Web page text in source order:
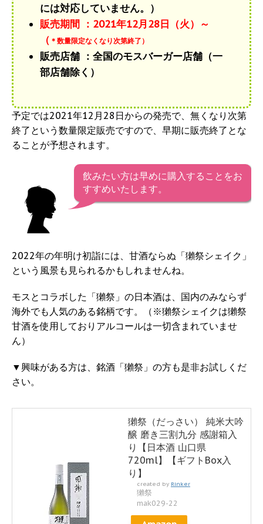
には対応していません。）
販売期間 ：2021年12月28日（火）～
（ ＊数量限定なくなり次第終了）
販売店舗 ：全国のモスバーガー店舗（一
部店舗除く）
予定では2021年12月28日からの発売で、無くなり次第
終了という数量限定販売ですので、早期に販売終了とな
ることが予想されます。
飲みたい方は早めに購入することをお
すすめいたします。
2022年の年明け初詣には、甘酒ならぬ「獺祭シェイク」
という風景も見られるかもしれませんね。
モスとコラボした「獺祭」の日本酒は、国内のみならず
海外でも人気のある銘柄です。（※獺祭シェイクは獺祭
甘酒を使用しておりアルコールは一切含まれていませ
ん）
▼興味がある方は、銘酒「獺祭」の方も是非お試しくだ
さい。
獺祭（だっさい） 純米大吟
醸 磨き三割九分 感謝箱入
り【日本酒 山口県
720ml】【ギフトBox入
り】
created by Rinker
獺祭
mak029-22